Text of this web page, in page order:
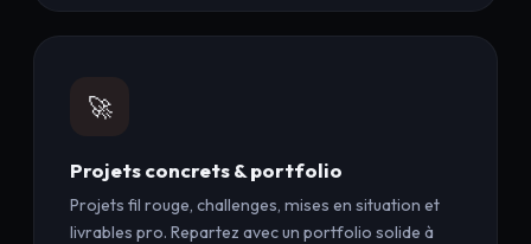
🚀
Projets concrets & portfolio
Projets fil rouge, challenges, mises en situation et
livrables pro. Repartez avec un portfolio solide à